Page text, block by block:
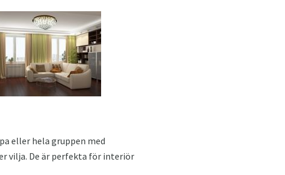
eller hela gruppen med
vilja. De är perfekta för interiör